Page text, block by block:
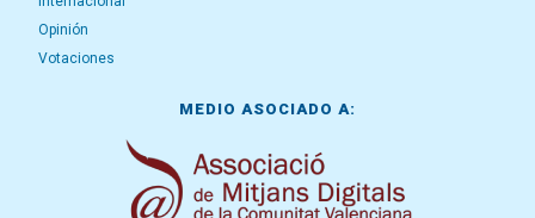
Opinión
Votaciones
MEDIO ASOCIADO A: